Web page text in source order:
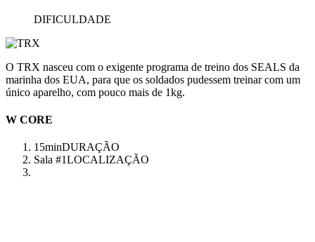
DIFICULDADE
O TRX nasceu com o exigente programa de treino dos SEALS da
marinha dos EUA, para que os soldados pudessem treinar com um
único aparelho, com pouco mais de 1kg.
W CORE
15minDURAÇÃO
Sala #1LOCALIZAÇÃO